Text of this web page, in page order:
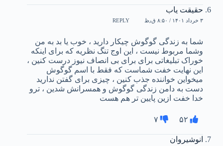
حقیقت یاب
۳ خرداد ۱۴۰۱ / ۸:۵۰ ق٫ظ REPLY
شما به زندگی گوگوش چیکار دارید ، خوب یا بد به من
وشما مربوط نیست ، این اوج تنگ نظریه که برای اینکه
خوراک تبلیغاتی برای برای بی انصاف نیوز درست کنین ،
این نهایت خفت شماست که فقط با اسم گوگوش
میخواین خواننده جذب کنین ، چیزی برای گفتن ندارید
دست به دامن زندگی گوگوش و همسرانش شدین ، ترو
خدا خفت ازین پایین تر هم هست
۵۲ ۷
انوشیروان